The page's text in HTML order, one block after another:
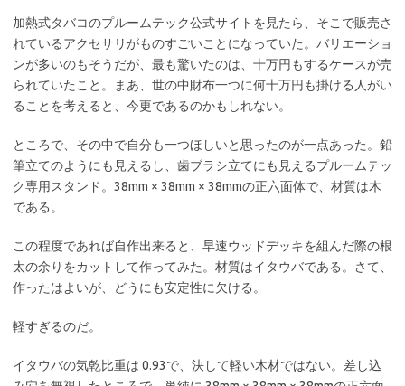
加熱式タバコのプルームテック公式サイトを見たら、そこで販売さ
れているアクセサリがものすごいことになっていた。バリエーショ
ンが多いのもそうだが、最も驚いたのは、十万円もするケースが売
られていたこと。まあ、世の中財布一つに何十万円も掛ける人がい
ることを考えると、今更であるのかもしれない。
ところで、その中で自分も一つほしいと思ったのが一点あった。鉛
筆立てのようにも見えるし、歯ブラシ立てにも見えるプルームテッ
ク専用スタンド。38mm × 38mm × 38mmの正六面体で、材質は木
である。
この程度であれば自作出来ると、早速ウッドデッキを組んだ際の根
太の余りをカットして作ってみた。材質はイタウバである。さて、
作ったはよいが、どうにも安定性に欠ける。
軽すぎるのだ。
イタウバの気乾比重は 0.93で、決して軽い木材ではない。差し込